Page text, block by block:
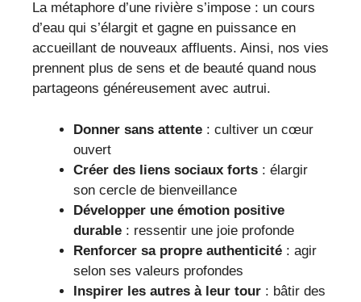
La métaphore d’une rivière s’impose : un cours
d’eau qui s’élargit et gagne en puissance en
accueillant de nouveaux affluents. Ainsi, nos vies
prennent plus de sens et de beauté quand nous
partageons généreusement avec autrui.
Donner sans attente : cultiver un cœur
ouvert
Créer des liens sociaux forts : élargir
son cercle de bienveillance
Développer une émotion positive
durable : ressentir une joie profonde
Renforcer sa propre authenticité : agir
selon ses valeurs profondes
Inspirer les autres à leur tour : bâtir des